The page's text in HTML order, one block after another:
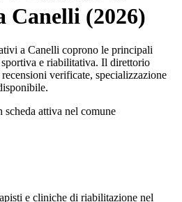
Canelli (2026)
a Canelli coprono le principali
e riabilitativa. Il direttorio
verificate, specializzazione
attiva nel comune
e cliniche di riabilitazione nel